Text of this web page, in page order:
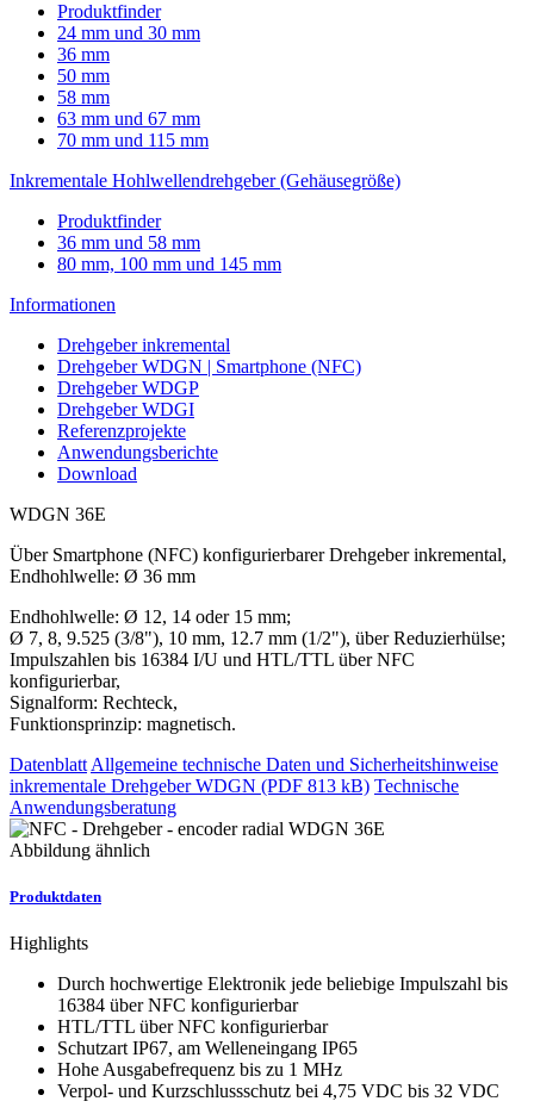
Produktfinder
24 mm und 30 mm
36 mm
50 mm
58 mm
63 mm und 67 mm
70 mm und 115 mm
Inkrementale Hohlwellendrehgeber (Gehäusegröße)
Produktfinder
36 mm und 58 mm
80 mm, 100 mm und 145 mm
Informationen
Drehgeber inkremental
Drehgeber WDGN | Smartphone (NFC)
Drehgeber WDGP
Drehgeber WDGI
Referenzprojekte
Anwendungsberichte
Download
WDGN 36E
Über Smartphone (NFC) konfigurierbarer Drehgeber inkremental,
Endhohlwelle: Ø 36 mm
Endhohlwelle: Ø 12, 14 oder 15 mm;
Ø 7, 8, 9.525 (3/8"), 10 mm, 12.7 mm (1/2"), über Reduzierhülse;
Impulszahlen bis 16384 I/U und HTL/TTL über NFC
konfigurierbar,
Signalform: Rechteck,
Funktionsprinzip: magnetisch.
Datenblatt Allgemeine technische Daten und Sicherheitshinweise
inkrementale Drehgeber WDGN (PDF 813 kB) Technische
Anwendungsberatung
Abbildung ähnlich
Produktdaten
Highlights
Durch hochwertige Elektronik jede beliebige Impulszahl bis
16384 über NFC konfigurierbar
HTL/TTL über NFC konfigurierbar
Schutzart IP67, am Welleneingang IP65
Hohe Ausgabefrequenz bis zu 1 MHz
Verpol- und Kurzschlussschutz bei 4,75 VDC bis 32 VDC